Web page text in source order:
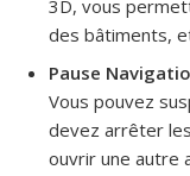
3D, vous
des bâtiments,
Pause
Vous pouvez
devez arrêter
ouvrir une autre